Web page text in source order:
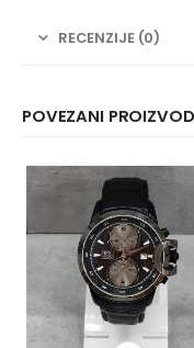
RECENZIJE (0)
POVEZANI